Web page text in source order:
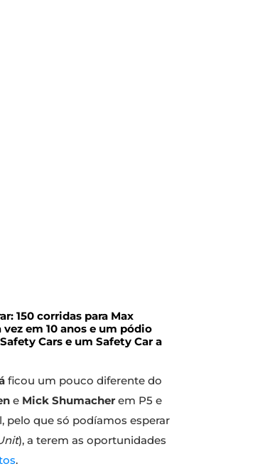
150 corridas para Max
em 10 anos e um pódio
Cars e um Safety Car a
ficou um pouco diferente do
e Mick Shumacher em P5 e
pelo que só podíamos esperar
), a terem as oportunidades
.